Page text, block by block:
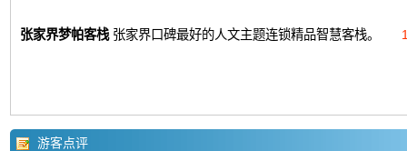
张家界梦帕客栈张家界口碑最好的人文主题连锁精品智慧客栈。
游客点评